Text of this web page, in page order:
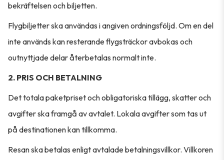
bekräftelsen och biljetten.
Flygbiljetter ska användas i angiven ordningsföljd. Om en del
inte används kan resterande flygsträckor avbokas och
outnyttjade delar återbetalas normalt inte.
2. PRIS OCH BETALNING
Det totala paketpriset och obligatoriska tillägg, skatter och
avgifter ska framgå av avtalet. Lokala avgifter som tas ut
på destinationen kan tillkomma.
Resan ska betalas enligt avtalade betalningsvillkor. Villkoren